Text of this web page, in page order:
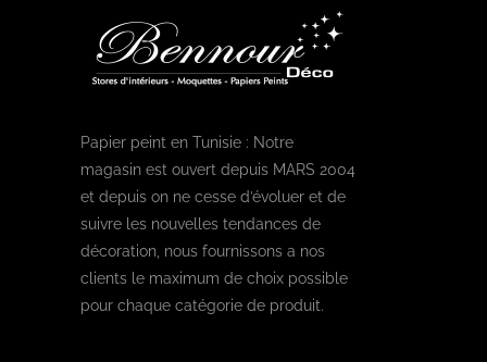
Papier peint en Tunisie : Notre
magasin est ouvert depuis MARS 2004
et depuis on ne cesse d’évoluer et de
suivre les nouvelles tendances de
décoration, nous fournissons a nos
clients le maximum de choix possible
pour chaque catégorie de produit.